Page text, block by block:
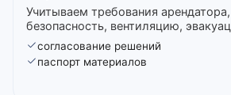
Учитываем требования
безопасность, вентиляцию,
согласование решений
паспорт материалов